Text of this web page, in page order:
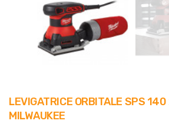
LEVIGATRICE ORBITALE SPS
MILWAUKEE